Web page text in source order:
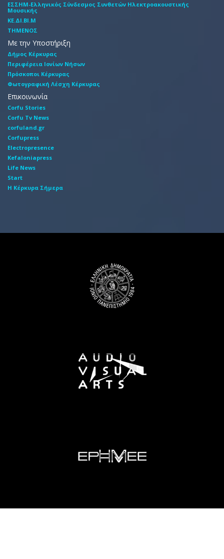
EΣΣHM-Eλληνικός Σύνδεσμος Συνθετών Hλεκτροακουστικής
Mουσικής
ΚΕ.ΔΙ.ΒΙ.Μ
ΤΗΜΕΝΟΣ
Με την Υποστήριξη
Δήμος Κέρκυρας
Περιφέρεια Ιονίων Νήσων
Πρόσκοποι Κέρκυρας
Φωτογραφική Λέσχη Κέρκυρας
Επικοινωνία
Corfu Stories
Corfu Tv News
corfuland.gr
Corfupress
Electropresence
Kefaloniapress
Life News
Start
Η Κέρκυρα Σήμερα